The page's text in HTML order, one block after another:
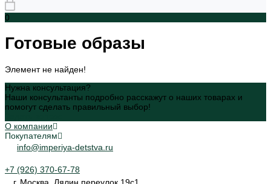
0
Готовые образы
Элемент не найден!
Нужна консультация?
Наши консультанты подробно расскажут о наших товарах и
помогут сделать правильный выбор!
О компании
Покупателям
info@imperiya-detstva.ru
+7 (926) 370-67-78
г. Москва, Лялин переулок 19с1